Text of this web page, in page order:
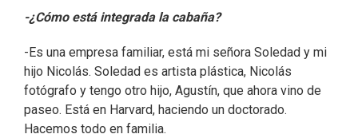
-¿Cómo está integrada la cabaña?
-Es una empresa familiar, está mi señora Soledad y mi
hijo Nicolás. Soledad es artista plástica, Nicolás
fotógrafo y tengo otro hijo, Agustín, que ahora vino de
paseo. Está en Harvard, haciendo un doctorado.
Hacemos todo en familia.